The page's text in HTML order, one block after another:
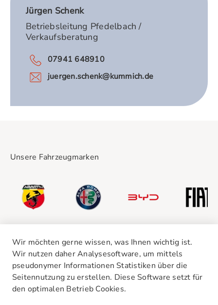
Jürgen Schenk
Betriebsleitung Pfedelbach /
Verkaufsberatung
07941 648910
juergen.schenk@kummich.de
Unsere Fahrzeugmarken
Unsere Standorte
Wir möchten gerne wissen, was Ihnen wichtig ist.
Wir nutzen daher Analysesoftware, um mittels
pseudonymer Informationen Statistiken über die
Seitennutzung zu erstellen. Diese Software setzt für
den optimalen Betrieb Cookies.